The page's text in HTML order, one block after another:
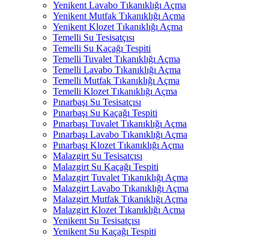
Yenikent Lavabo Tıkanıklığı Açma
Yenikent Mutfak Tıkanıklığı Açma
Yenikent Klozet Tıkanıklığı Açma
Temelli Su Tesisatçısı
Temelli Su Kaçağı Tespiti
Temelli Tuvalet Tıkanıklığı Açma
Temelli Lavabo Tıkanıklığı Açma
Temelli Mutfak Tıkanıklığı Açma
Temelli Klozet Tıkanıklığı Açma
Pınarbaşı Su Tesisatçısı
Pınarbaşı Su Kaçağı Tespiti
Pınarbaşı Tuvalet Tıkanıklığı Açma
Pınarbaşı Lavabo Tıkanıklığı Açma
Pınarbaşı Klozet Tıkanıklığı Açma
Malazgirt Su Tesisatçısı
Malazgirt Su Kaçağı Tespiti
Malazgirt Tuvalet Tıkanıklığı Açma
Malazgirt Lavabo Tıkanıklığı Açma
Malazgirt Mutfak Tıkanıklığı Açma
Malazgirt Klozet Tıkanıklığı Açma
Yenikent Su Tesisatçısı
Yenikent Su Kaçağı Tespiti